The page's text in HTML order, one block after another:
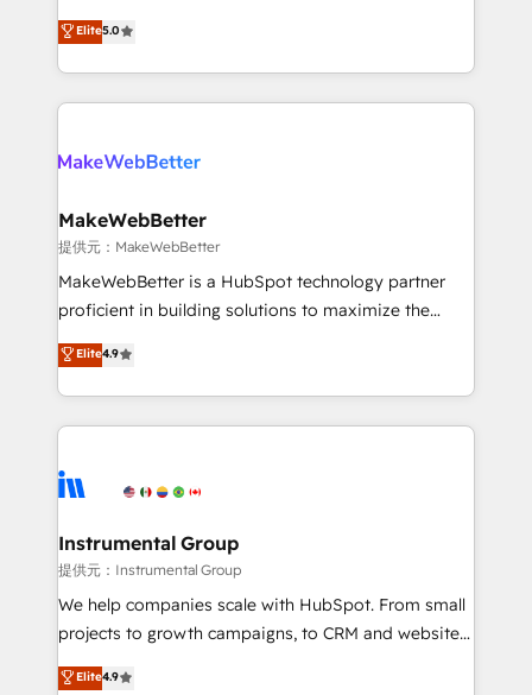
management, systems integration, and creative
solutions that deliver measurable impact and
transform brand experiences As one of the few full-
service creative agencies in the HubSpot
winning design to build scalable, globally
marketing campaigns, & RevOps frameworks that
fuel long-term success We connect the entire
customer lifecycle through seamless integrations,
ensure long-term adoption with change-
and service to drive sustainable growth With 6 key
HubSpot accreditations and experience across
teams has worked with clients just like you Let’s
explore whether S2 is the partner you’ve been
Elite5.0
MakeWebBetter
提供元：MakeWebBetter
MakeWebBetter is a HubSpot technology partner
proficient in building solutions to maximize the
operational efficiency of HubSpot. The fastest-
growing tech-enabler & facilitator, MakeWebBetter,
hands you the blend of HubSpot expertise &
eminent solutions & integrations. Trust us to
Elite Partners with 10+ years of HubSpot experience
Premier Partner 2023 🌟5 HubSpot Accreditations 🌟
Won HubSpot Theme Challenge 2021 🌟INBOUND’19
HubSpot Rising Star Why us? Harnessing the full
potential of the powerful HubSpot CRM. ✔️A team of
HubSpot experience ✔️Flexible pricing models —
Elite4.9
Instrumental Group
提供元：Instrumental Group
We help companies scale with HubSpot. From small
projects to growth campaigns, to CRM and websites.
Hire an agency that's experienced in every inch of
HubSpot and willing to work hand-in-hand with your
Elite4.9